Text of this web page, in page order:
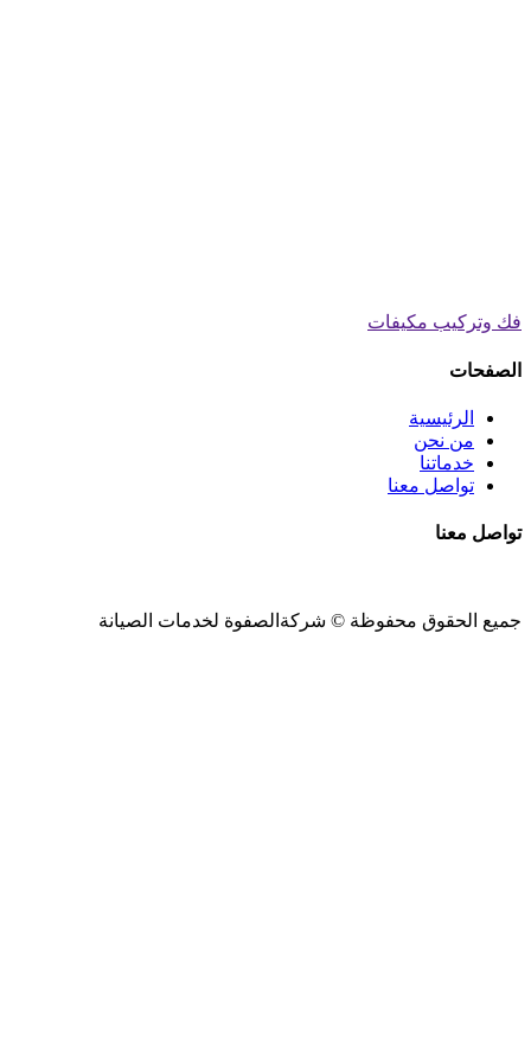
فك وتركيب مكيفات
الصفحات
الرئيسية
من نحن
خدماتنا
تواصل معنا
تواصل معنا
جميع الحقوق محفوظة © شركةالصفوة لخدمات الصيانة